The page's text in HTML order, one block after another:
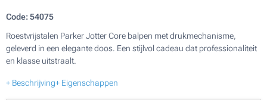
Code:54075
Roestvrijstalen Parker Jotter Core balpen met drukmechanisme,
geleverd in een elegante doos. Een stijlvol cadeau dat professionaliteit
en klasse uitstraalt.
+ Beschrijving+ Eigenschappen